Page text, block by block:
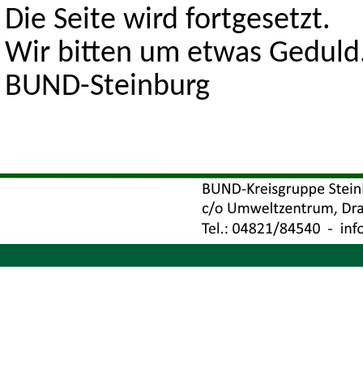
Die Seite wird fortgesetzt.
Wir bitten um etwas
BUND-Steinburg